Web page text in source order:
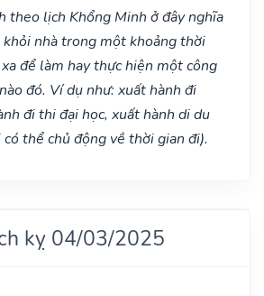
theo lịch Khổng Minh ở đây nghĩa
khỏi nhà trong một khoảng thời
để làm hay thực hiện một công
đó. Ví dụ như: xuất hành đi
đi thi đại học, xuất hành di du
thể chủ động về thời gian đi).
kỵ 04/03/2025